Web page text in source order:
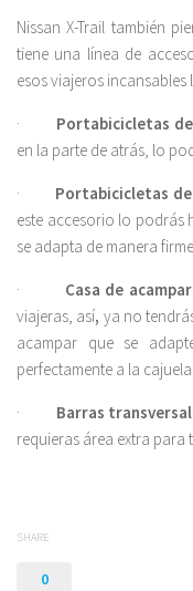
Nissan X-Trail también
tiene una línea de
esos viajeros incansables
· Portabicicletas de
en la parte de atrás, lo
· Portabicicletas
este accesorio lo podrás
se adapta de manera
· Casa de
viajeras, así, ya no
acampar que se
perfectamente a la cajuela.
· Barras
requieras área extra para
SHARE
0